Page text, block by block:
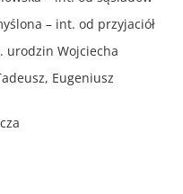
– int. od przyjaciół
urodzin Wojciecha
Eugeniusz